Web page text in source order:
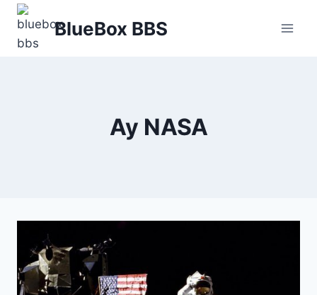
Skip
content
BlueBox BBS
Ay NASA